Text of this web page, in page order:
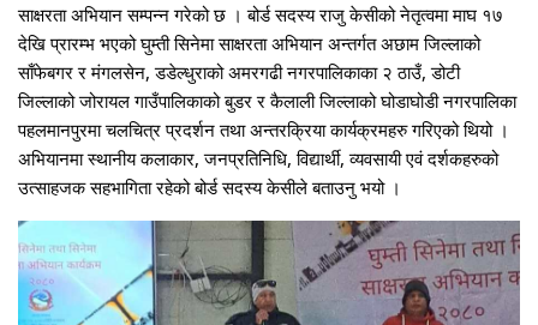
साक्षरता अभियान सम्पन्न गरेको छ । बोर्ड सदस्य राजु केसीको नेतृत्वमा माघ १७
देखि प्रारम्भ भएको घुम्ती सिनेमा साक्षरता अभियान अन्तर्गत अछाम जिल्लाको
साँफेबगर र मंगलसेन, डडेल्धुराको अमरगढी नगरपालिकाका २ ठाउँ, डोटी
जिल्लाको जोरायल गाउँपालिकाको बुडर र कैलाली जिल्लाको घोडाघोडी नगरपालिका
पहलमानपुरमा चलचित्र प्रदर्शन तथा अन्तरक्रिया कार्यक्रमहरु गरिएको थियो ।
अभियानमा स्थानीय कलाकार, जनप्रतिनिधि, विद्यार्थी, व्यवसायी एवं दर्शकहरुको
उत्साहजक सहभागिता रहेको बोर्ड सदस्य केसीले बताउनु भयो ।